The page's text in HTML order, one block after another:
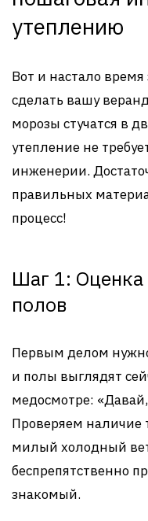
утеплению
Вот и настало время
сделать вашу
морозы стучатся в
утепление не
инженерии.
правильных
процесс!
Шаг 1: Оценка
полов
Первым делом
и полы выглядят
медосмотре:
Проверяем наличие
милый холодный
беспрепятственно
знакомый.